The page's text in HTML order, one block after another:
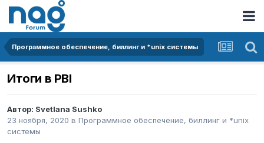
Программное обеспечение, биллинг и *unix системы
Итоги в PBI
Автор: Svetlana Sushko
23 ноября, 2020 в Программное обеспечение, биллинг и *unix
системы